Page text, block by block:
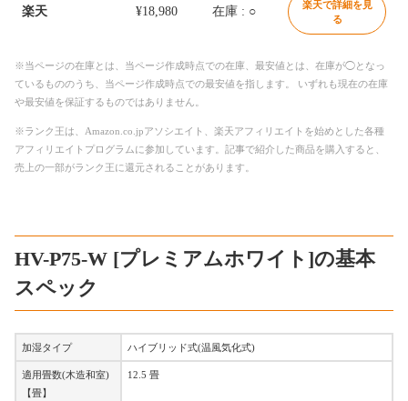
楽天 ¥18,980 在庫 : ○
楽天で詳細を見
る
※当ページの在庫とは、当ページ作成時点での在庫、最安値とは、在庫が◯となっ
ているもののうち、当ページ作成時点での最安値を指します。 いずれも現在の在庫
や最安値を保証するものではありません。
※ランク王は、Amazon.co.jpアソシエイト、楽天アフィリエイトを始めとした各種
アフィリエイトプログラムに参加しています。記事で紹介した商品を購入すると、
売上の一部がランク王に還元されることがあります。
HV-P75-W [プレミアムホワイト]の基本
スペック
加湿タイプ ハイブリッド式(温風気化式)
適用畳数(木造和室)
【畳】
12.5 畳